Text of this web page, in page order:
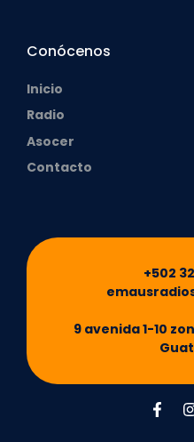
Conócenos
Inicio
Radio
Asocer
Contacto
+502
9 avenida 1-10